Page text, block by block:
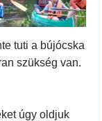
tuti a bújócska
szükség van.
úgy oldjuk